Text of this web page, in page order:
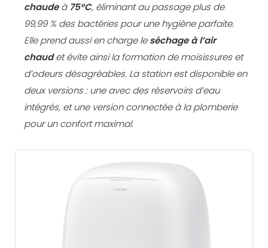
chaudeà 75°C, éliminant au passage plus de
99,99 % des bactéries pour une hygiène parfaite.
Elle prend aussi en charge leséchage à l’air
chaudet évite ainsi la formation de moisissures et
d’odeurs désagréables. La station est disponible en
deux versions : une avec des réservoirs d’eau
intégrés, et une version connectée à la plomberie
pour un confort maximal.